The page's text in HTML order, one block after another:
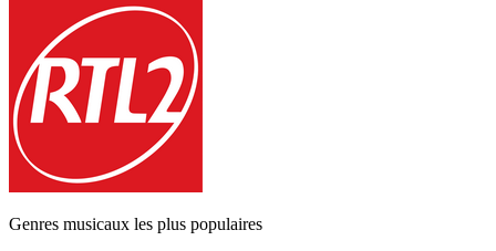
Genres musicaux les plus populaires